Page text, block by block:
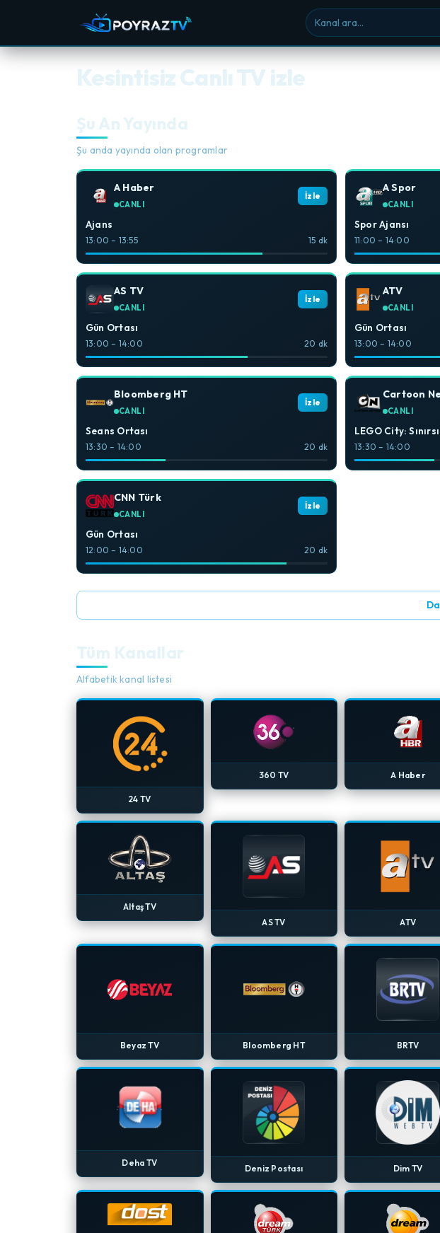
Kanal ara
Kesintisiz Canlı TV izle
Şu An Yayında
Şu anda yayında olan programlar
A Haber
CANLI
İzle
Ajans
13:00 – 13:55 15 dk
A Spor
CANLI
Spor Ajansı
11:00 – 14:00
AS TV
CANLI
İzle
Gün Ortası
13:00 – 14:00 20 dk
ATV
CANLI
Gün Ortası
13:00 – 14:00
Bloomberg HT
CANLI
İzle
Seans Ortası
13:30 – 14:00 20 dk
Cartoon
CANLI
LEGO City:
13:30 – 14:00
CNN Türk
CANLI
İzle
Gün Ortası
12:00 – 14:00 20 dk
Tüm Kanallar
Alfabetik kanal listesi
24 TV
360 TV A Haber
Altaş TV
AS TV
ATV
Beyaz TV Bloomberg HT BRTV
Deha TV
Deniz Postası Dim TV